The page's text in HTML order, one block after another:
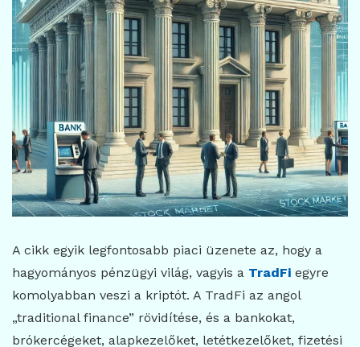
A cikk egyik legfontosabb piaci üzenete az, hogy a
hagyományos pénzügyi világ, vagyis a TradFi egyre
komolyabban veszi a kriptót. A TradFi az angol
„traditional finance” rövidítése, és a bankokat,
brókercégeket, alapkezelőket, letétkezelőket, fizetési